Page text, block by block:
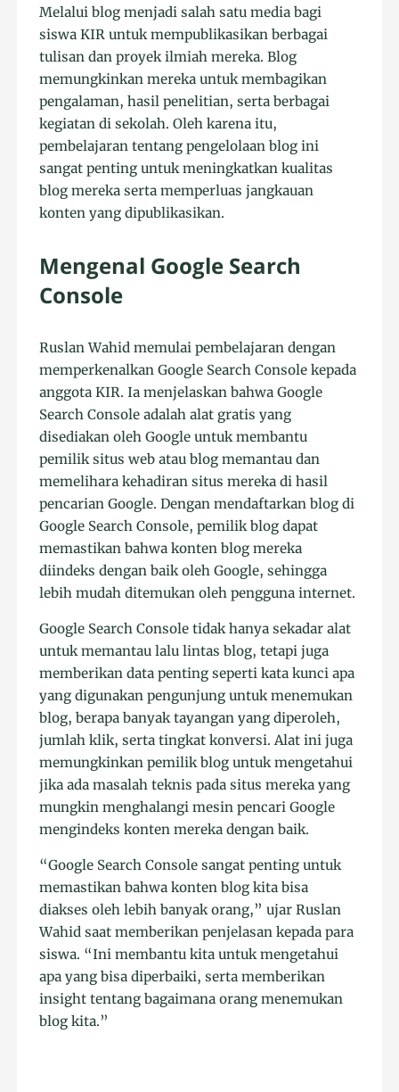
Melalui blog menjadi salah satu media bagi
siswa KIR untuk mempublikasikan berbagai
tulisan dan proyek ilmiah mereka. Blog
memungkinkan mereka untuk membagikan
pengalaman, hasil penelitian, serta berbagai
kegiatan di sekolah. Oleh karena itu,
pembelajaran tentang pengelolaan blog ini
sangat penting untuk meningkatkan kualitas
blog mereka serta memperluas jangkauan
konten yang dipublikasikan.
Mengenal Google Search
Console
Ruslan Wahid memulai pembelajaran dengan
memperkenalkan Google Search Console kepada
anggota KIR. Ia menjelaskan bahwa Google
Search Console adalah alat gratis yang
disediakan oleh Google untuk membantu
pemilik situs web atau blog memantau dan
memelihara kehadiran situs mereka di hasil
pencarian Google. Dengan mendaftarkan blog di
Google Search Console, pemilik blog dapat
memastikan bahwa konten blog mereka
diindeks dengan baik oleh Google, sehingga
lebih mudah ditemukan oleh pengguna internet.
Google Search Console tidak hanya sekadar alat
untuk memantau lalu lintas blog, tetapi juga
memberikan data penting seperti kata kunci apa
yang digunakan pengunjung untuk menemukan
blog, berapa banyak tayangan yang diperoleh,
jumlah klik, serta tingkat konversi. Alat ini juga
memungkinkan pemilik blog untuk mengetahui
jika ada masalah teknis pada situs mereka yang
mungkin menghalangi mesin pencari Google
mengindeks konten mereka dengan baik.
“Google Search Console sangat penting untuk
memastikan bahwa konten blog kita bisa
diakses oleh lebih banyak orang,” ujar Ruslan
Wahid saat memberikan penjelasan kepada para
siswa. “Ini membantu kita untuk mengetahui
apa yang bisa diperbaiki, serta memberikan
insight tentang bagaimana orang menemukan
blog kita.”